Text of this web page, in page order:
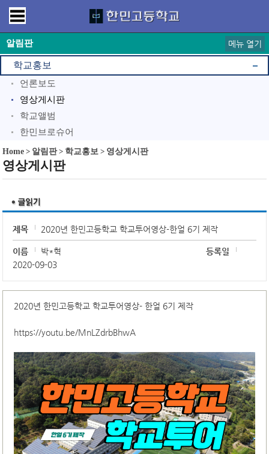
알림판
학교홍보
언론보도
영상게시판
학교앨범
한민브로슈어
메뉴 열기
Home > 알림판> 학교홍보 > 영상게시판
영상게시판
제목 2020년 한민고등학교 학교투어영상-한얼 6기 제작
이름 박*혁
등록일
2020-09-03
2020년 한민고등학교 학교투어영상- 한얼 6기 제작
https://youtu.be/MnLZdrbBhwA